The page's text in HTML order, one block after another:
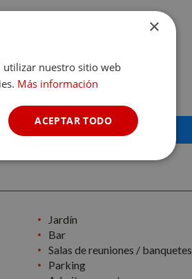
Jardín
Bar
Salas de reuniones / banquetes
Parking
×
utilizar nuestro sitio web
Más información
ACEPTAR TODO
de
Cookies no